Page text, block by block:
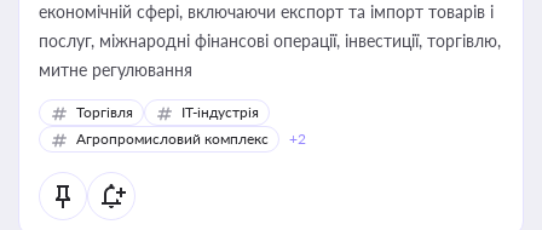
економічній сфері, включаючи експорт та імпорт товарів і
послуг, міжнародні фінансові операції, інвестиції, торгівлю,
митне регулювання
Торгівля
IT-індустрія
Агропромисловий комплекс
+2